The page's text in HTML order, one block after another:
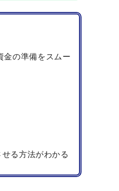
金の準備をスムー
せる方法がわかる